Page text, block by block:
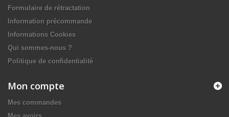
Formulaire de rétractation
Information précommande
Informations Cookies
Qui sommes-nous ?
Politique de confidentialité
Mon compte
Mes commandes